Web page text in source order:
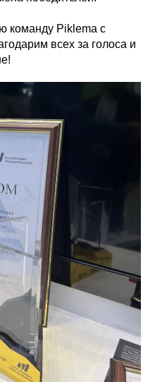
команду Piklema с
всех за голоса и